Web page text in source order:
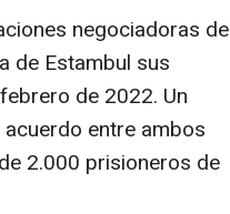
negociadoras de
de Estambul sus
de 2022. Un
entre ambos
2.000 prisioneros de